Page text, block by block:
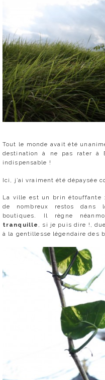
Tout le monde avait été
destination à ne pas rater à
indispensable !
Ici, j’ai vraiment été dépaysée
La ville est un brin étouffante
de nombreux restos dans
boutiques. Il règne
tranquille , si je puis dire !,
à la gentillesse légendaire des